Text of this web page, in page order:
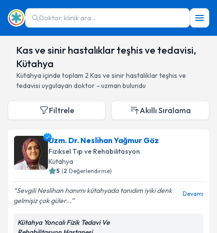
Doktor, klinik ara...
Kas ve sinir hastalıklar teşhis ve tedavisi,
Kütahya
Kütahya içinde toplam 2 Kas ve sinir hastalıklar teşhis ve
tedavisi uygulayan doktor - uzman bulundu
Filtrele Akıllı Sıralama
Uzm. Dr. Neslihan Yağmur Göz
Fiziksel Tıp ve Rehabilitasyon
Kütahya
5 (2 Değerlendirme)
Sevgili Neslihan hanımı kütahyada tanıdım iyiki denk
gelmişiz çok güler...
Devamı
Kütahya Yoncalı Fizik Tedavi Ve